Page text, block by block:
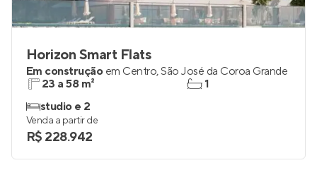
Horizon Smart Flats
Em construção em Centro,São José da Coroa Grande
23 a 58 m²
studio e 2
1
Venda a partir de
R$ 228.942